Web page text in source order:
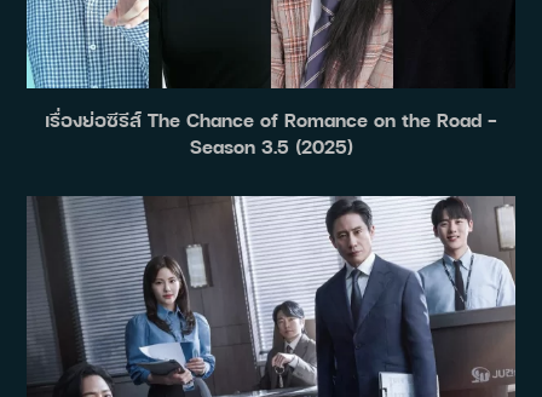
เรื่องย่อซีรีส์ The Chance of Romance on the Road –
Season 3.5 (2025)